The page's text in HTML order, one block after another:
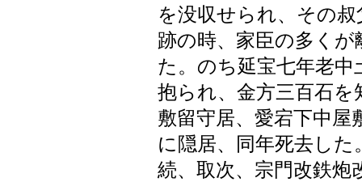
を没収せられ、その
跡の時、家臣の多く
た。のち延宝七年老
抱られ、金方三百石
敷留守居、愛宕下中屋
に隠居、同年死去し
続、取次、宗門改鉄炮